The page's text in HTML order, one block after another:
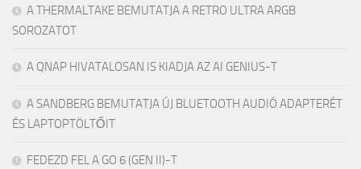
A THERMALTAKE BEMUTATJA A RETRO ULTRA ARGB
SOROZATOT
A QNAP HIVATALOSAN IS KIADJA AZ AI GENIUS-T
A SANDBERG BEMUTATJA ÚJ BLUETOOTH AUDIÓ ADAPTERÉT
ÉS LAPTOPTÖLTŐIT
FEDEZD FEL A GO 6 (GEN II)-T